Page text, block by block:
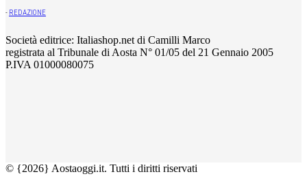
- REDAZIONE
Società editrice: Italiashop.net di Camilli Marco
registrata al Tribunale di Aosta N° 01/05 del 21 Gennaio 2005
P.IVA 01000080075
© {2026} Aostaoggi.it. Tutti i diritti riservati